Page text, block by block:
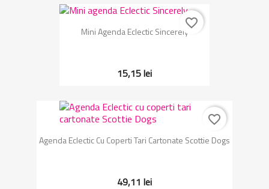
Mini Agenda Eclectic Sincerely
15,15 lei
favorite_border
Agenda Eclectic Cu Coperti Tari Cartonate Scottie Dogs
49,11 lei
favorite_border